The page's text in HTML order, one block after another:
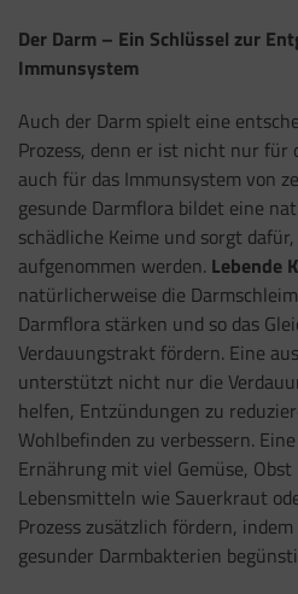
Der Darm – Ein Schlüssel zur
Immunsystem
Auch der Darm spielt eine
Prozess, denn er ist nicht nur für
auch für das Immunsystem von
gesunde Darmflora bildet eine
schädliche Keime und sorgt
aufgenommen werden. Lebende
natürlicherweise die
Darmflora stärken und so das
Verdauungstrakt fördern. Eine
unterstützt nicht nur die
helfen, Entzündungen zu
Wohlbefinden zu verbessern.
Ernährung mit viel Gemüse,
Lebensmitteln wie Sauerkraut
Prozess zusätzlich fördern,
gesunder Darmbakterien